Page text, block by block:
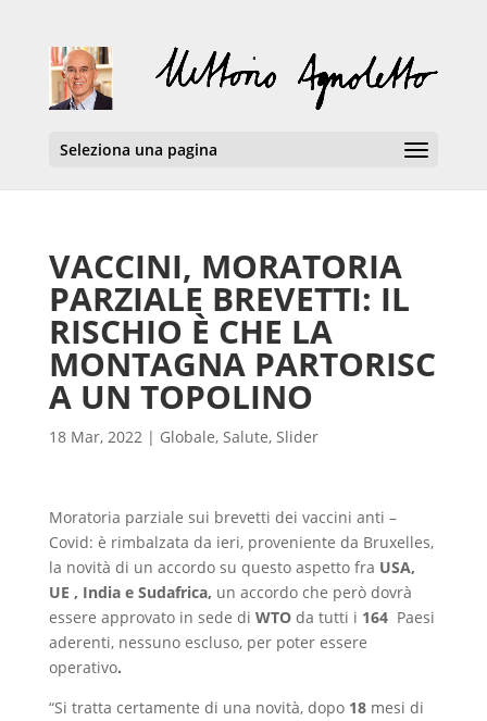
Seleziona una pagina
VACCINI, MORATORIA
PARZIALE BREVETTI: IL
RISCHIO È CHE LA
MONTAGNA PARTORISC
A UN TOPOLINO
18 Mar, 2022| Globale, Salute, Slider
Moratoria parziale sui brevetti dei vaccini anti –
Covid: è rimbalzata da ieri, proveniente da Bruxelles,
la novità di un accordo su questo aspetto fra USA,
UE , India e Sudafrica, un accordo che però dovrà
essere approvato in sede di WTO da tutti i 164 Paesi
aderenti, nessuno escluso, per poter essere
operativo.
“Si tratta certamente di una novità, dopo18 mesi di